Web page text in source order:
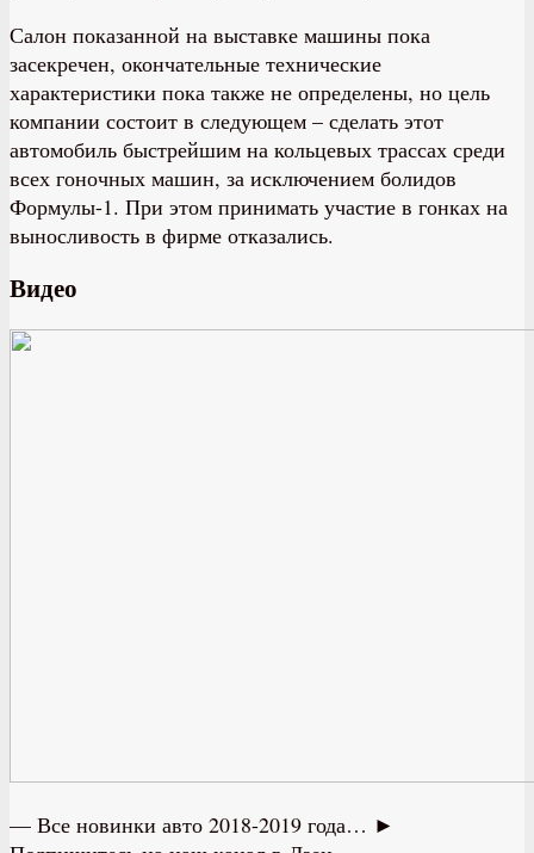
Салон показанной на выставке машины пока
засекречен, окончательные технические
характеристики пока также не определены, но цель
компании состоит в следующем – сделать этот
автомобиль быстрейшим на кольцевых трассах среди
всех гоночных машин, за исключением болидов
Формулы-1. При этом принимать участие в гонках на
выносливость в фирме отказались.
Видео
— Все новинки авто 2018-2019 года… ►